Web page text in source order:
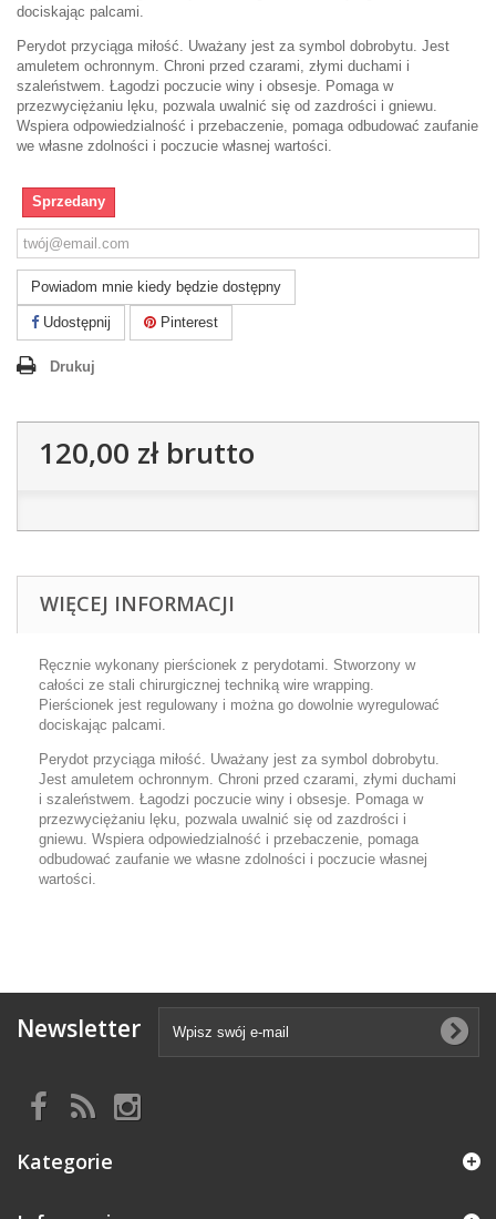
dociskając palcami.
Perydot przyciąga miłość. Uważany jest za symbol dobrobytu. Jest
amuletem ochronnym. Chroni przed czarami, złymi duchami i
szaleństwem. Łagodzi poczucie winy i obsesje. Pomaga w
przezwyciężaniu lęku, pozwala uwalnić się od zazdrości i gniewu.
Wspiera odpowiedzialność i przebaczenie, pomaga odbudować zaufanie
we własne zdolności i poczucie własnej wartości.
Sprzedany
Powiadom mnie kiedy będzie dostępny
Udostępnij Pinterest
Drukuj
120,00 złbrutto
WIĘCEJ INFORMACJI
Ręcznie wykonany pierścionek z perydotami. Stworzony w
całości ze stali chirurgicznej techniką wire wrapping.
Pierścionek jest regulowany i można go dowolnie wyregulować
dociskając palcami.
Perydot przyciąga miłość. Uważany jest za symbol dobrobytu.
Jest amuletem ochronnym. Chroni przed czarami, złymi duchami
i szaleństwem. Łagodzi poczucie winy i obsesje. Pomaga w
przezwyciężaniu lęku, pozwala uwalnić się od zazdrości i
gniewu. Wspiera odpowiedzialność i przebaczenie, pomaga
odbudować zaufanie we własne zdolności i poczucie własnej
wartości.
Newsletter
Kategorie